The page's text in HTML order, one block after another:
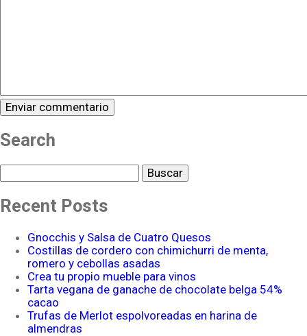
Search
Recent Posts
Gnocchis y Salsa de Cuatro Quesos
Costillas de cordero con chimichurri de menta,
romero y cebollas asadas
Crea tu propio mueble para vinos
Tarta vegana de ganache de chocolate belga 54%
cacao
Trufas de Merlot espolvoreadas en harina de
almendras